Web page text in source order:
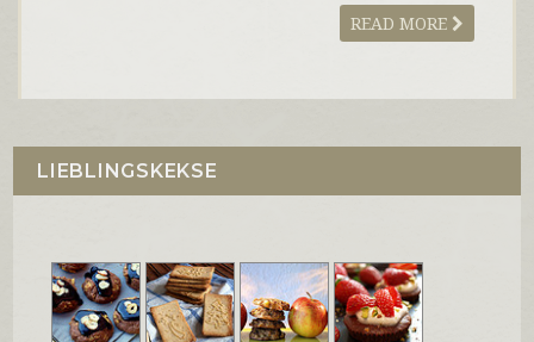
READ MORE
LIEBLINGSKEKSE